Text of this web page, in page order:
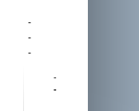
-
-
-
-
-